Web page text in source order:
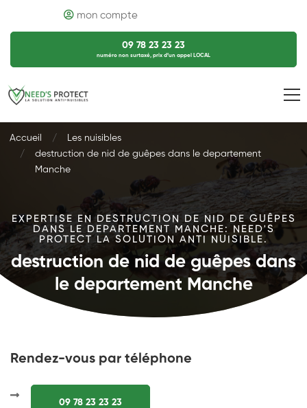
mon compte
09 78 23 23 23
numéro non surtaxé, prix d’un appel LOCAL
Accueil
Les nuisibles
destruction de nid de guêpes dans le departement
Manche
EXPERTISE EN DESTRUCTION DE NID DE GUÊPES
DANS LE DEPARTEMENT MANCHE: NEED'S
PROTECT LA SOLUTION ANTI NUISIBLE.
destruction de nid de guêpes dans
le departement Manche
Rendez-vous par téléphone
09 78 23 23 23